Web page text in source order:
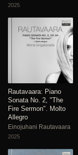
2025
Rautavaara: Piano
Sonata No. 2, "The
Fire Sermon". Molto
Allegro
Einojuhani Rautavaara
2025